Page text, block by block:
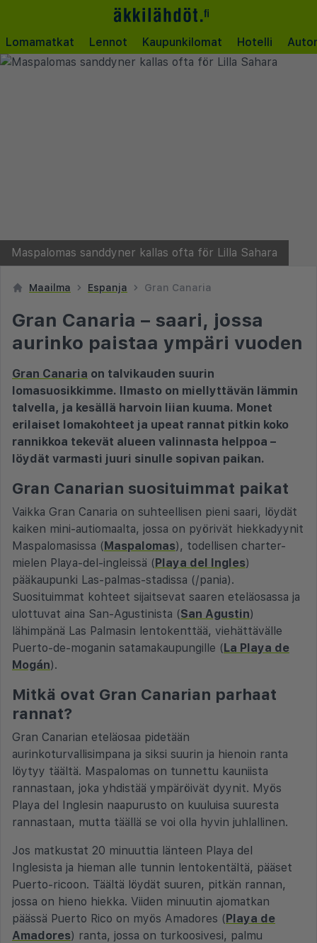
Lomamatkat Lennot Kaupunkilomat Hotelli
Maspalomas sanddyner kallas ofta för Lilla Sahara
Maailma Espanja Gran Canaria
Gran Canaria – saari, jossa
aurinko paistaa ympäri vuoden
Gran Canaria on talvikauden suurin
lomasuosikkimme. Ilmasto on miellyttävän lämmin
talvella, ja kesällä harvoin liian kuuma. Monet
erilaiset lomakohteet ja upeat rannat pitkin koko
rannikkoa tekevät alueen valinnasta helppoa –
löydät varmasti juuri sinulle sopivan paikan.
Gran Canarian suosituimmat paikat
Vaikka Gran Canaria on suhteellisen pieni saari, löydät
kaiken mini-autiomaalta, jossa on pyörivät hiekkadyynit
Maspalomasissa (Maspalomas), todellisen charter-
mielen Playa-del-ingleissä (Playa del Ingles)
pääkaupunki Las-palmas-stadissa (/pania).
Suosituimmat kohteet sijaitsevat saaren eteläosassa ja
ulottuvat aina San-Agustinista (San Agustin)
lähimpänä Las Palmasin lentokenttää, viehättävälle
Puerto-de-moganin satamakaupungille (La Playa de
Mogán).
Mitkä ovat Gran Canarian parhaat
rannat?
Gran Canarian eteläosaa pidetään
aurinkoturvallisimpana ja siksi suurin ja hienoin ranta
löytyy täältä. Maspalomas on tunnettu kauniista
rannastaan, joka yhdistää ympäröivät dyynit. Myös
Playa del Inglesin naapurusto on kuuluisa suuresta
rannastaan, mutta täällä se voi olla hyvin juhlallinen.
Jos matkustat 20 minuuttia länteen Playa del
Inglesista ja hieman alle tunnin lentokentältä, pääset
Puerto-ricoon. Täältä löydät suuren, pitkän rannan,
jossa on hieno hiekka. Viiden minuutin ajomatkan
päässä Puerto Rico on myös Amadores (Playa de
Amadores) ranta, jossa on turkoosivesi, palmu